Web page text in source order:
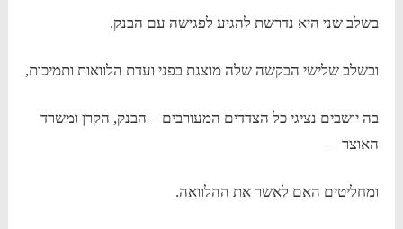
בשלב שני היא נדרשת להגיע לפגישה עם הבנק.
ובשלב שלישי הבקשה שלה מוצגת בפני ועדת הלוואות ותמיכות,
בה יושבים נציגי כל הצדדים המעורבים – הבנק, הקרן ומשרד
האוצר –
ומחליטים האם לאשר את ההלוואה.